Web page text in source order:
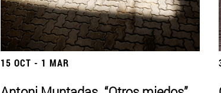
15 OCT - 1 MAR